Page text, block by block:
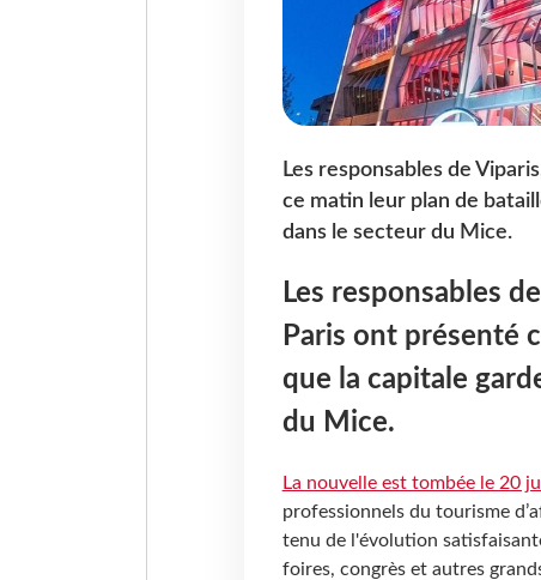
Les responsables de
ce matin leur plan de
dans le secteur du Mice.
Les responsables
Paris ont présenté
que la capitale
du Mice.
La nouvelle est tombée le 20
professionnels du tourisme
tenu de l'évolution
foires, congrès et autres